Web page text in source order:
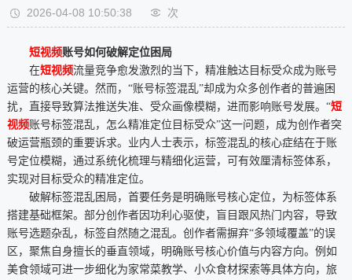
2026-04-08 10:50:38 次
短视频账号如何破解定位困局
在短视频流量竞争愈发激烈的当下，精准触达目标受众成为账号
运营的核心关键。然而，“账号标签混乱”却成为众多创作者的普遍困
扰，直接导致算法推送失准、受众画像模糊，进而影响账号发展。“短
视频账号标签混乱，怎么精准定位目标受众”这一问题，成为创作者突
破运营瓶颈的重要诉求。业内人士表示，标签混乱的核心症结在于账
号定位模糊，通过系统化梳理与精细化运营，可有效厘清标签体系，
实现对目标受众的精准定位。
破解标签混乱困局，首要任务是明确账号核心定位，为标签体系
搭建基础框架。部分创作者因功利心驱使，盲目跟风热门内容，导致
账号选题杂乱，标签自然随之混乱。创作者需摒弃“多领域覆盖”的误
区，聚焦自身擅长的垂直领域，明确账号核心价值与内容方向。例如
美食领域可进一步细化为家常菜教学、小众食材探索等具体方向，旅